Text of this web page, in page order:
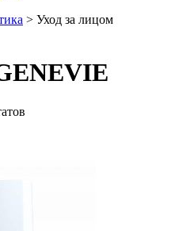
> Уход за лицом